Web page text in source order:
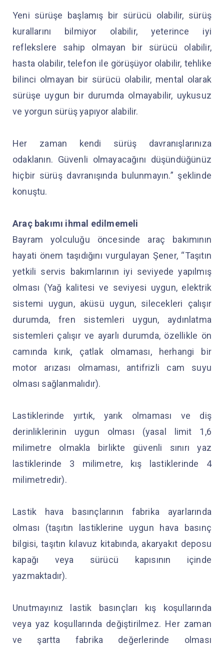
Yeni sürüşe başlamış bir sürücü olabilir, sürüş
kurallarını bilmiyor olabilir, yeterince iyi
reflekslere sahip olmayan bir sürücü olabilir,
hasta olabilir, telefon ile görüşüyor olabilir, tehlike
bilinci olmayan bir sürücü olabilir, mental olarak
sürüşe uygun bir durumda olmayabilir, uykusuz
ve yorgun sürüş yapıyor alabilir.
Her zaman kendi sürüş davranışlarınıza
odaklanın. Güvenli olmayacağını düşündüğünüz
hiçbir sürüş davranışında bulunmayın.” şeklinde
konuştu.
Araç bakımı ihmal edilmemeli
Bayram yolculuğu öncesinde araç bakımının
hayati önem taşıdığını vurgulayan Şener, “Taşıtın
yetkili servis bakımlarının iyi seviyede yapılmış
olması (Yağ kalitesi ve seviyesi uygun, elektrik
sistemi uygun, aküsü uygun, silecekleri çalışır
durumda, fren sistemleri uygun, aydınlatma
sistemleri çalışır ve ayarlı durumda, özellikle ön
camında kırık, çatlak olmaması, herhangi bir
motor arızası olmaması, antifrizli cam suyu
olması sağlanmalıdır).
Lastiklerinde yırtık, yarık olmaması ve diş
derinliklerinin uygun olması (yasal limit 1,6
milimetre olmakla birlikte güvenli sınırı yaz
lastiklerinde 3 milimetre, kış lastiklerinde 4
milimetredir).
Lastik hava basınçlarının fabrika ayarlarında
olması (taşıtın lastiklerine uygun hava basınç
bilgisi, taşıtın kılavuz kitabında, akaryakıt deposu
kapağı veya sürücü kapısının içinde
yazmaktadır).
Unutmayınız lastik basınçları kış koşullarında
veya yaz koşullarında değiştirilmez. Her zaman
ve şartta fabrika değerlerinde olması